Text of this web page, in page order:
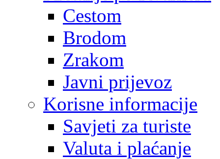
Cestom
Brodom
Zrakom
Javni prijevoz
Korisne informacije
Savjeti za turiste
Valuta i plaćanje